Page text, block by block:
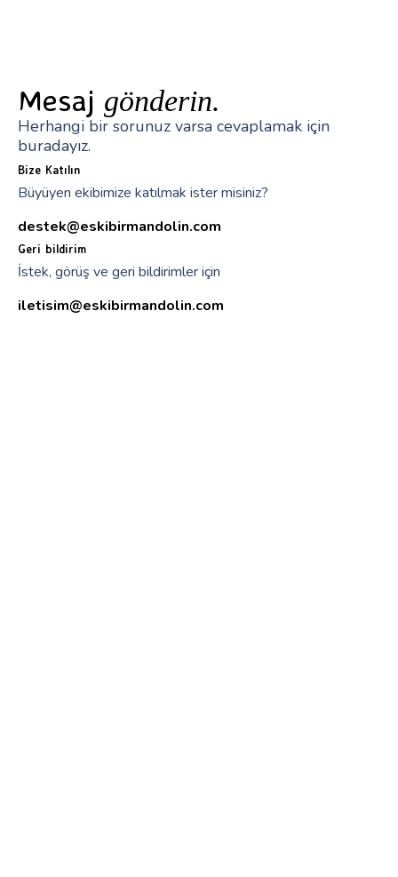
Mesaj gönderin.
Herhangi bir sorunuz varsa cevaplamak için
buradayız.
Bize Katılın
Büyüyen ekibimize katılmak ister misiniz?
destek@eskibirmandolin.com
Geri bildirim
İstek, görüş ve geri bildirimler için
iletisim@eskibirmandolin.com